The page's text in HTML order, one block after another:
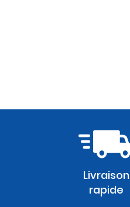
Livraison
rapide